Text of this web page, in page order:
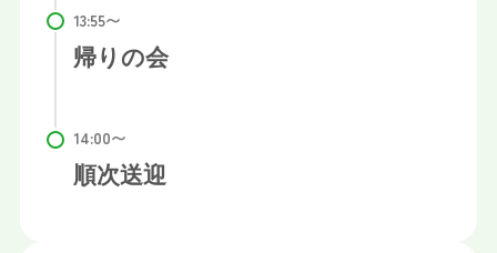
帰りの会
順次送迎